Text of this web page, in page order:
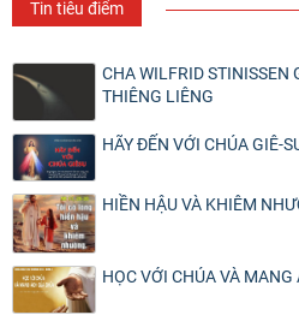
Tin tiêu điểm
CHA WILFRID STINISSEN
THIÊNG LIÊNG
HÃY ĐẾN VỚI CHÚA GIÊ-
HIỀN HẬU VÀ KHIÊM
HỌC VỚI CHÚA VÀ MANG